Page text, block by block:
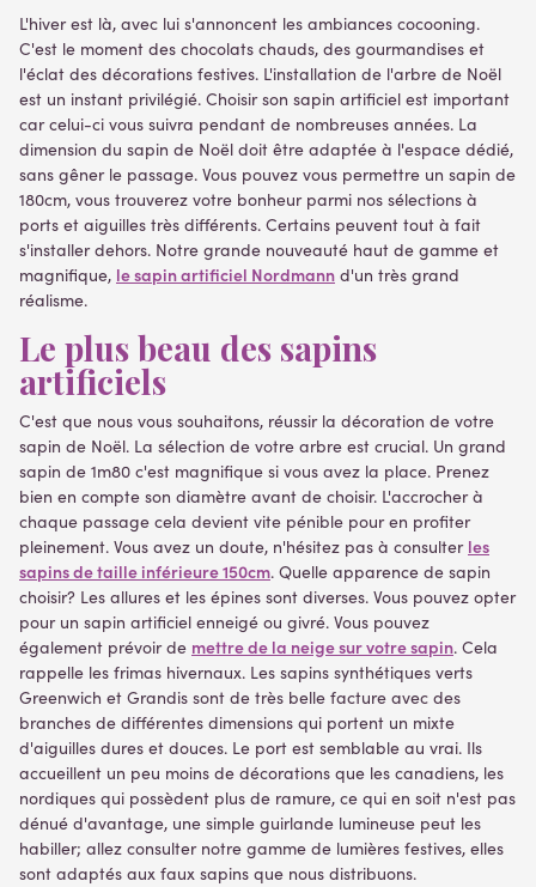
L'hiver est là, avec lui s'annoncent les ambiances cocooning.
C'est le moment des chocolats chauds, des gourmandises et
l'éclat des décorations festives. L'installation de l'arbre de Noël
est un instant privilégié. Choisir son sapin artificiel est important
car celui-ci vous suivra pendant de nombreuses années. La
dimension du sapin de Noël doit être adaptée à l'espace dédié,
sans gêner le passage. Vous pouvez vous permettre un sapin de
180cm, vous trouverez votre bonheur parmi nos sélections à
ports et aiguilles très différents. Certains peuvent tout à fait
s'installer dehors. Notre grande nouveauté haut de gamme et
magnifique, le sapin artificiel Nordmann d'un très grand
réalisme.
Le plus beau des sapins
artificiels
C'est que nous vous souhaitons, réussir la décoration de votre
sapin de Noël. La sélection de votre arbre est crucial. Un grand
sapin de 1m80 c'est magnifique si vous avez la place. Prenez
bien en compte son diamètre avant de choisir. L'accrocher à
chaque passage cela devient vite pénible pour en profiter
pleinement. Vous avez un doute, n'hésitez pas à consulter les
sapins de taille inférieure 150cm. Quelle apparence de sapin
choisir? Les allures et les épines sont diverses. Vous pouvez opter
pour un sapin artificiel enneigé ou givré. Vous pouvez
également prévoir de mettre de la neige sur votre sapin. Cela
rappelle les frimas hivernaux. Les sapins synthétiques verts
Greenwich et Grandis sont de très belle facture avec des
branches de différentes dimensions qui portent un mixte
d'aiguilles dures et douces. Le port est semblable au vrai. Ils
accueillent un peu moins de décorations que les canadiens, les
nordiques qui possèdent plus de ramure, ce qui en soit n'est pas
dénué d'avantage, une simple guirlande lumineuse peut les
habiller; allez consulter notre gamme de lumières festives, elles
sont adaptés aux faux sapins que nous distribuons.